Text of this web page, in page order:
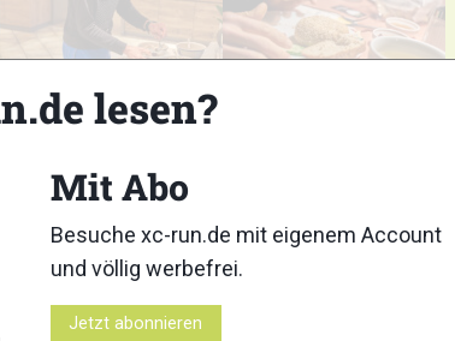
44
lesen?
Mit Abo
Besuche xc-run.de mit eigenem Account
und völlig werbefrei.
Jetzt abonnieren